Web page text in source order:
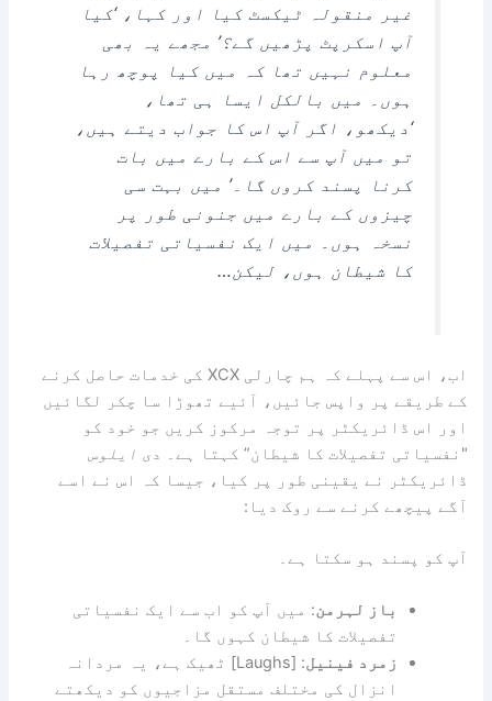
غیر منقولہ ٹیکسٹ کیا اور کہا، ‘کیا
آپ اسکرپٹ پڑھیں گے؟’ مجھے یہ بھی
معلوم نہیں تھا کہ میں کیا پوچھ رہا
ہوں۔ میں بالکل ایسا ہی تھا،
‘دیکھو، اگر آپ اس کا جواب دیتے ہیں،
تو میں آپ سے اس کے بارے میں بات
کرنا پسند کروں گا۔’ میں بہت سی
چیزوں کے بارے میں جنونی طور پر
نسخہ ہوں۔ میں ایک نفسیاتی تفصیلات
کا شیطان ہوں، لیکن…
اب، اس سے پہلے کہ ہم چارلی XCX کی خدمات حاصل کرنے
کے طریقے پر واپس جائیں، آئیے تھوڑا سا چکر لگائیں
اور اس ڈائریکٹر پر توجہ مرکوز کریں جو خود کو
"نفسیاتی تفصیلات کا شیطان” کہتا ہے۔ دی ایلوس
ڈائریکٹر نے یقینی طور پر کیا، جیسا کہ اس نے اسے
آگے پیچھے کرنے سے روک دیا:
آپ کو پسند ہو سکتا ہے۔
باز لہرمن: میں آپ کو اب سے ایک نفسیاتی
تفصیلات کا شیطان کہوں گا۔
زمرد فینیل
: [Laughs] ٹھیک ہے، یہ مردانہ
انزال کی مختلف مستقل مزاجیوں کو دیکھتے